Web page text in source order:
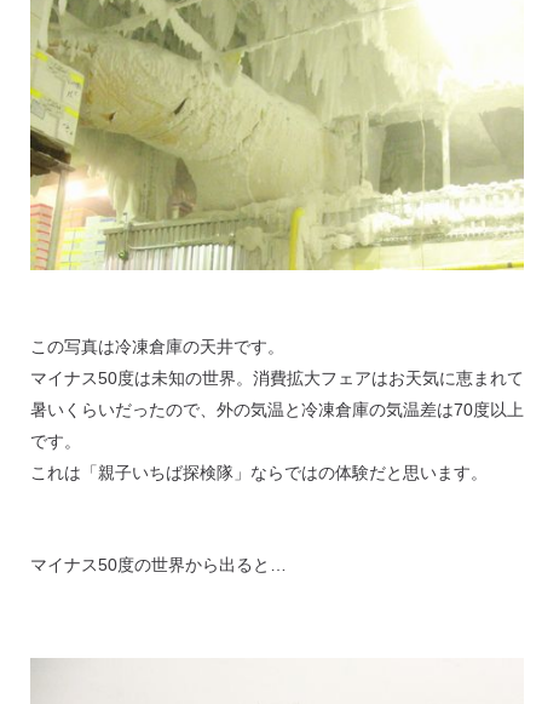
この写真は冷凍倉庫の天井です。
マイナス50度は未知の世界。消費拡大フェアはお天気に恵まれて
暑いくらいだったので、外の気温と冷凍倉庫の気温差は70度以上
です。
これは「親子いちば探検隊」ならではの体験だと思います。
マイナス50度の世界から出ると…